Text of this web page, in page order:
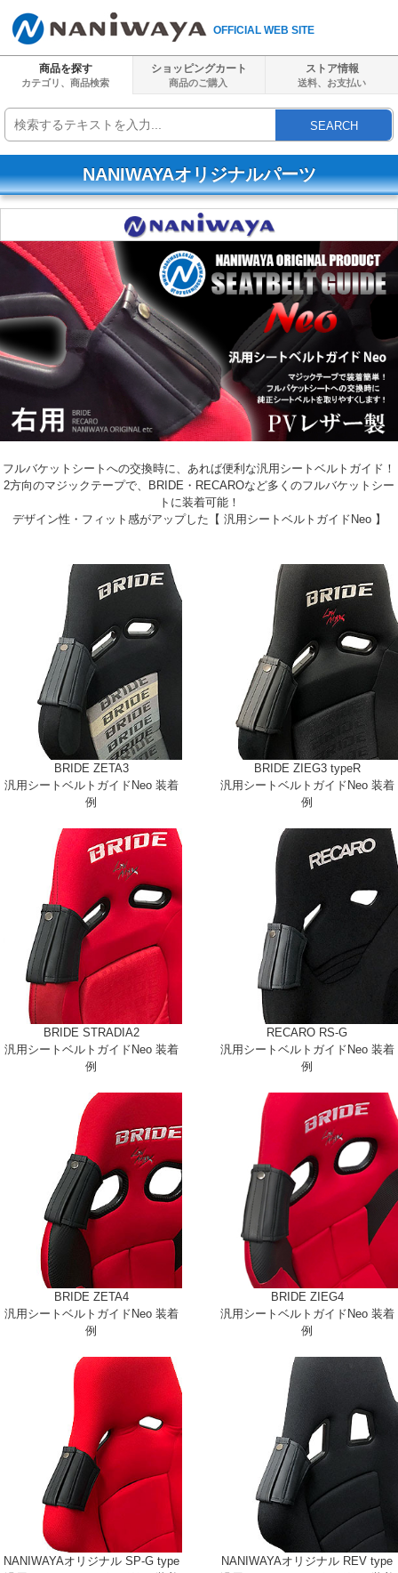
OFFICIAL WEB SITE
商品を探す
カテゴリ、商品検索
ショッピングカート
商品のご購入
ストア情報
送料、 お支払い
SEARCH
NANIWAYAオリジナルパーツ
フルバケットシートへの交換時に、あれば便利な汎用シートベルトガイド！
2方向のマジックテープで、BRIDE・RECAROなど多くのフルバケットシー
トに装着可能！
デザイン性・フィット感がアップした【 汎用シートベルトガイドNeo 】
BRIDE ZETA3
汎用シートベルトガイドNeo 装着
例
BRIDE ZIEG3 typeR
汎用シートベルトガイドNeo 装着
例
BRIDE STRADIA2
汎用シートベルトガイドNeo 装着
例
RECARO RS-G
汎用シートベルトガイドNeo 装着
例
BRIDE ZETA4
汎用シートベルトガイドNeo 装着
例
BRIDE ZIEG4
汎用シートベルトガイドNeo 装着
例
NANIWAYAオリジナル SP-G type
NANIWAYAオリジナル REV type